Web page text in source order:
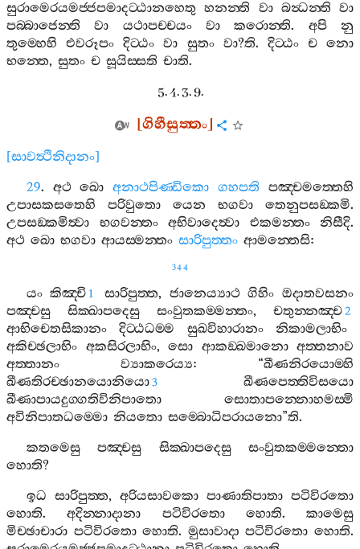
සුරාමෙරයමජ‍්ජපමාදට‍්ඨානහෙතු හනන‍්ති වා බන්‍ධන‍්ති වා
පබ‍්බාජෙන‍්ති
වා යථාපච‍්චයං වා කරොන‍්ති. අපි
නු
තුම‍්හෙහි
එවරූපං දිට‍්ඨං වා සුතං වා?ති. දිට‍්ඨං ච නො
භන‍්තෙ, සුතං ච සූයිස‍්සති චාති.
5. 4. 3. 9.
[ගිහීසුත‍්තං]
[සාවත්‍ථිනිදානං]
29. අථ ඛො අනාථපිණ‍්ඩිකො ගහපති
පඤ‍්චමත‍්තෙහි
උපාසකසතෙහි
පරිවුතො යෙන භගවා තෙනුපසඞ‍්කමි.
උපසඞ‍්කමිත්‍වා
භගවන‍්තං අභිවාදෙත්‍වා එකමන‍්තං නිසීදි.
අථ ඛො භගවා ආයස‍්මන‍්තං සාරිපුත‍්තං ආමන‍්තෙසි:
344
යං කිඤ‍්චි 1 සාරිපුත‍්ත, ජානෙය්‍යාථ ගිහිං ඔදාතවසනං
පඤ‍්චසු
සික‍්ඛාපදෙසු සංවුතකම‍්මන‍්තං, චතුන‍්නඤ‍්ච2
ආභිචෙතසිකානං දිට‍්ඨධම‍්ම සුඛවිහාරානං
නිකාමලාභිං
අකිච‍්ඡලාභිං අකසිරලාභිං, සො ආකඞ‍්ඛමානො අත‍්තනාව
අත‍්තානං
ව්‍යාකරෙය්‍ය: “ඛීණනිරයොම‍්හි
ඛීණතිරච‍්ඡානයොනියො3
ඛීණපෙත‍්තිවිසයො
ඛීණාපායදුග‍්ගතිවිනිපාතො
සොතාපන‍්නොහමස‍්මි
අවිනිපාතධම‍්මො නියතො සම‍්බොධිපරායනො”ති.
කතමෙසු
පඤ‍්චසු සික‍්ඛාපදෙසු
සංවුතකම‍්මන‍්තො
හොති?
ඉධ සාරිපුත‍්ත, අරියසාවකො පාණාතිපාතා පටිවිරතො
හොති.අදින‍්නාදානා පටිවිරතො හොති. කාමෙසු
මිච‍්ඡාචාරා පටිවිරතො හොති. මුසාවාදා පටිවිරතො හොති.